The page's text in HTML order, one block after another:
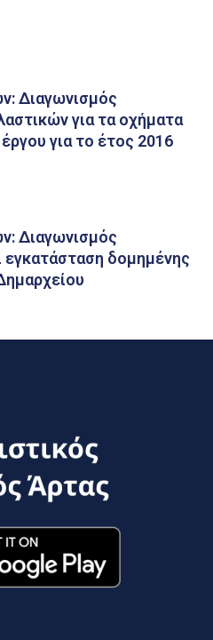
Διαγωνισμός
για τα οχήματα
για το έτος 2016
Διαγωνισμός
εγκατάσταση δομημένης